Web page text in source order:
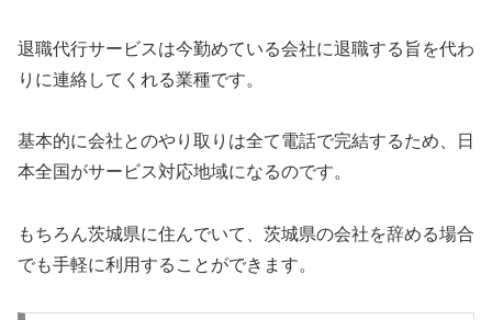
退職代行サービスは今勤めている会社に退職する旨を代わ
りに連絡してくれる業種です。
基本的に会社とのやり取りは全て電話で完結するため、日
本全国がサービス対応地域になるのです。
もちろん茨城県に住んでいて、茨城県の会社を辞める場合
でも手軽に利用することができます。